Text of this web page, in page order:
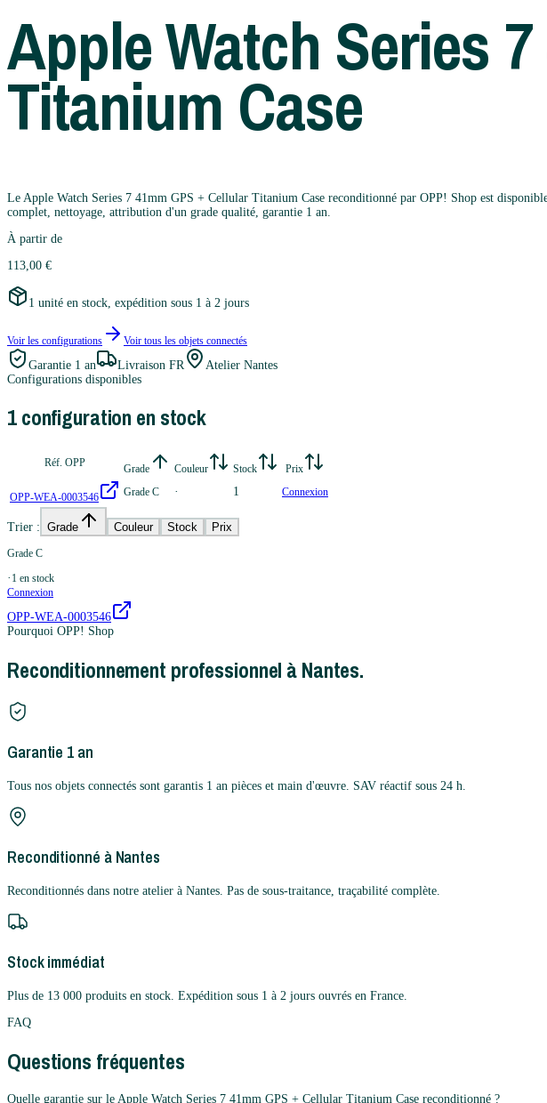
AppleWatch Series
Titanium Case
Le Apple Watch Series 7 41mm GPS + Cellular Titanium Case reconditionné par OPP! Shop est
complet, nettoyage, attribution d'un grade qualité, garantie 1 an.
À partir de
113,00 €
1 unité en stock, expédition sous 1 à 2 jours
Voir les configurations Voir tous les objets connectés
Garantie 1 an Livraison FR
Atelier Nantes
Configurations disponibles
1configuration en stock
Réf. OPP Grade Couleur Stock Prix
OPP-WEA-0003546 Grade C · 1 Connexion
Trier : Grade Couleur Stock Prix
Grade C
· 1 en stock
Connexion
OPP-WEA-0003546
Pourquoi OPP! Shop
Reconditionnement professionnel à Nantes.
Garantie 1 an
Tous nos objets connectés sont garantis 1 an pièces et main d'œuvre. SAV réactif sous 24 h.
Reconditionné à Nantes
Reconditionnés dans notre atelier à Nantes. Pas de sous-traitance, traçabilité complète.
Stock immédiat
Plus de 13 000 produits en stock. Expédition sous 1 à 2 jours ouvrés en France.
FAQ
Questions fréquentes
Quelle garantie sur le Apple Watch Series 7 41mm GPS + Cellular Titanium Case reconditionné ?